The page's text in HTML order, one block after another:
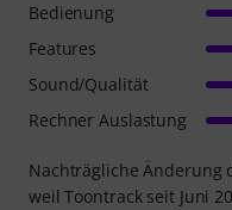
Nachträgliche Änderung
weil Toontrack seit Juni
Bedienung
Features
Sound/Qualität
Rechner Auslastung